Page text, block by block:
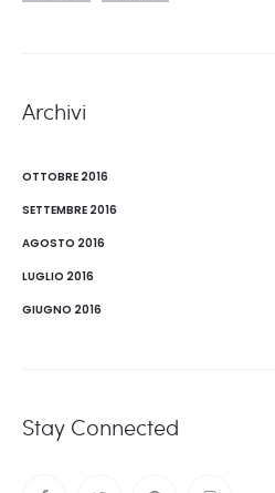
Archivi
OTTOBRE 2016
SETTEMBRE 2016
AGOSTO 2016
LUGLIO 2016
GIUGNO 2016
Stay Connected